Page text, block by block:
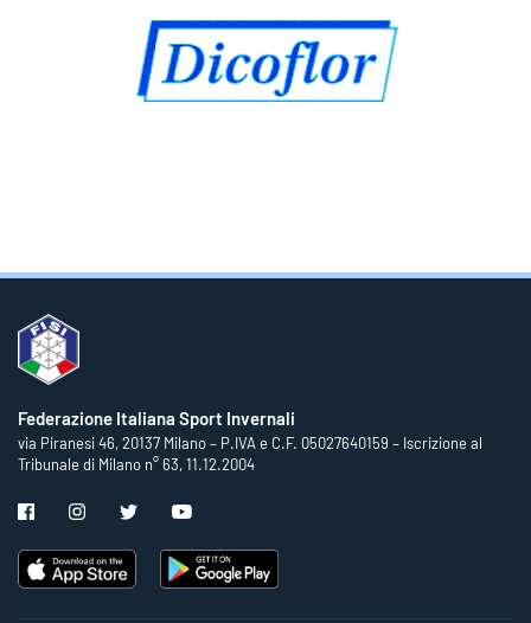
Federazione Italiana Sport Invernali
via Piranesi 46, 20137 Milano – P.IVA e C.F. 05027640159 – Iscrizione al
Tribunale di Milano n° 63, 11.12.2004